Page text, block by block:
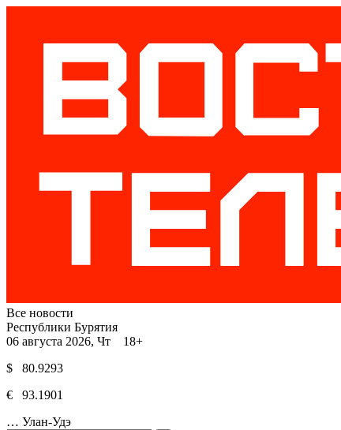
Все новости
Республики Бурятия
06 августа 2026, Чт 18+
$ 80.9293
€ 93.1901
… Улан-Удэ